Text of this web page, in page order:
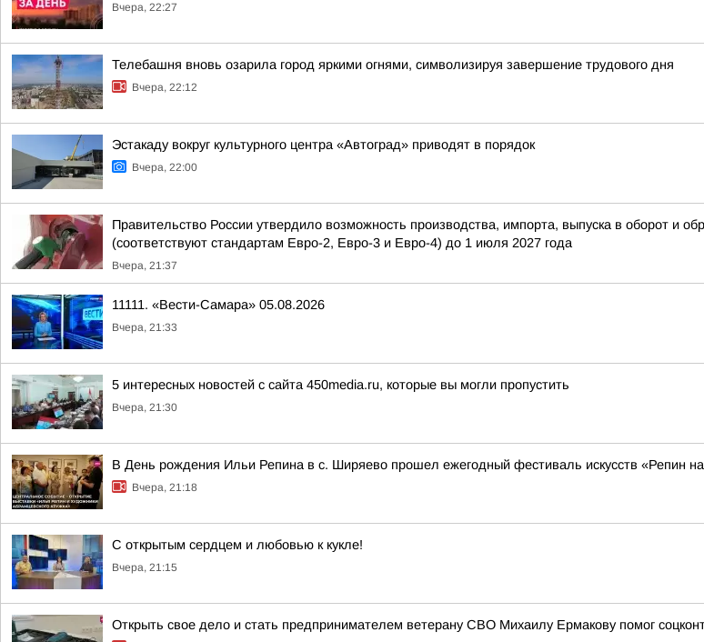
Вчера, 22:27
Телебашня вновь озарила город яркими огнями, символизируя завершение трудового дня
Вчера, 22:12
Эстакаду вокруг культурного центра «Автоград» приводят в порядок
Вчера, 22:00
Правительство России утвердило возможность производства, импорта, выпуска в оборот и
(соответствуют стандартам Евро-2, Евро-3 и Евро-4) до 1 июля 2027 года
Вчера, 21:37
11111. «Вести-Самара» 05.08.2026
Вчера, 21:33
5 интересных новостей с сайта 450media.ru, которые вы могли пропустить
Вчера, 21:30
В День рождения Ильи Репина в с. Ширяево прошел ежегодный фестиваль искусств «Репин
Вчера, 21:18
С открытым сердцем и любовью к кукле!
Вчера, 21:15
Открыть свое дело и стать предпринимателем ветерану СВО Михаилу Ермакову помог